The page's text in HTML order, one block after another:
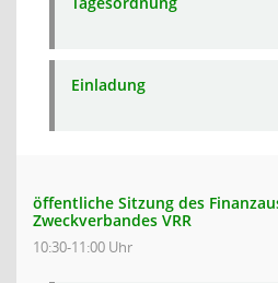
Einladung
öffentliche Sitzung des
Zweckverbandes VRR
10:30-11:00 Uhr